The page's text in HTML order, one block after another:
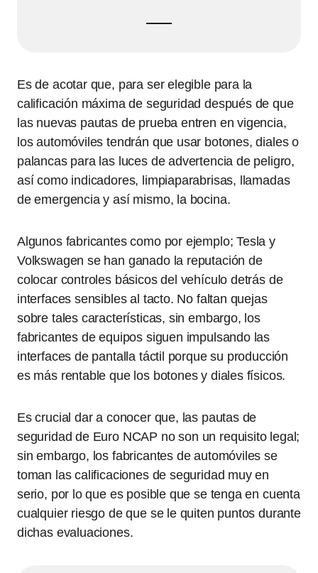
Es de acotar que, para ser elegible para la
calificación máxima de seguridad después de que
las nuevas pautas de prueba entren en vigencia,
los automóviles tendrán que usar botones, diales o
palancas para las luces de advertencia de peligro,
así como indicadores, limpiaparabrisas, llamadas
de emergencia y así mismo, la bocina.
Algunos fabricantes como por ejemplo; Tesla y
Volkswagen se han ganado la reputación de
colocar controles básicos del vehículo detrás de
interfaces sensibles al tacto. No faltan quejas
sobre tales características, sin embargo, los
fabricantes de equipos siguen impulsando las
interfaces de pantalla táctil porque su producción
es más rentable que los botones y diales físicos.
Es crucial dar a conocer que, las pautas de
seguridad de Euro NCAP no son un requisito legal;
sin embargo, los fabricantes de automóviles se
toman las calificaciones de seguridad muy en
serio, por lo que es posible que se tenga en cuenta
cualquier riesgo de que se le quiten puntos durante
dichas evaluaciones.